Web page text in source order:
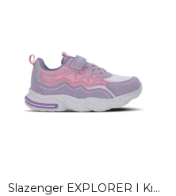
Slazenger EXPLORER I Kız